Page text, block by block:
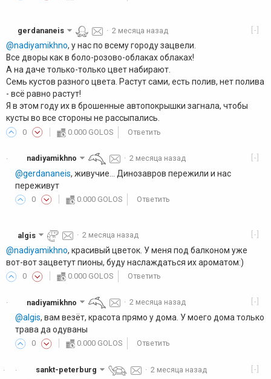
[-]
gerdananeis ·2 месяца назад
@nadiyamikhno, у нас по всему городу зацвели.
Все дворы как в боло-розово-облаках облаках!
А на даче только-только цвет набирают.
Семь кустов разного цвета. Растут сами, есть полив, нет полива
- всё равно растут!
Я в этом году их в брошенные автопокрышки загнала, чтобы
кусты во все стороны не рассыпались.
0 0.000 GOLOS Ответить
· [-]
nadiyamikhno ·2 месяца назад
@gerdananeis, живучие... Динозавров пережили и нас
переживут
0 0.000 GOLOS Ответить
[-]
algis ·2 месяца назад
@nadiyamikhno, красивый цветок. У меня под балконом уже
вот-вот зацветут пионы, буду наслаждаться их ароматом:)
0 0.000 GOLOS Ответить
· [-]
nadiyamikhno ·2 месяца назад
@algis, вам везёт, красота прямо у дома. У моего дома только
трава да одуваны
0 0.000 GOLOS Ответить
·
· [-]
sankt-peterburg · 2 месяца назад